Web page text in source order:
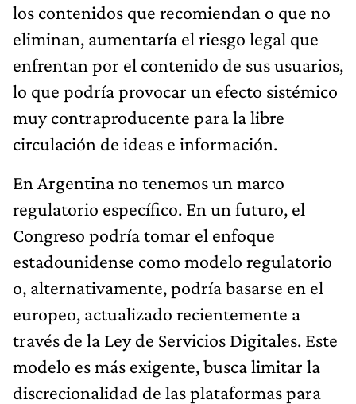
los contenidos que recomiendan o que no
eliminan, aumentaría el riesgo legal que
enfrentan por el contenido de sus usuarios,
lo que podría provocar un efecto sistémico
muy contraproducente para la libre
circulación de ideas e información.
En Argentina no tenemos un marco
regulatorio específico. En un futuro, el
Congreso podría tomar el enfoque
estadounidense como modelo regulatorio
o, alternativamente, podría basarse en el
europeo, actualizado recientemente a
través de la Ley de Servicios Digitales. Este
modelo es más exigente, busca limitar la
discrecionalidad de las plataformas para